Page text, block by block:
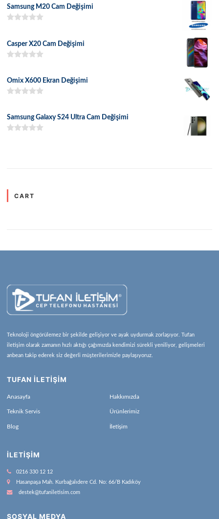
Samsung M20 Cam Değişimi
Casper X20 Cam Değişimi
Omix X600 Ekran Değişimi
Samsung Galaxy S24 Ultra Cam Değişimi
CART
Teknoloji öngörülemez bir şekilde gelişiyor ve ayak uydurmak zorlaşıyor. Tufan
iletişim olarak zamanın hızlı aktığı çağımızda kendimizi sürekli yeniliyor, gelişmeleri
anbean takip ederek siz değerli müşterilerimizle paylaşıyoruz.
TUFAN İLETİŞİM
Anasayfa Hakkımızda
Teknik Servis Ürünlerimiz
Blog İletişim
İLETIŞIM
0216 330 12 12
Hasanpaşa Mah. Kurbağalıdere Cd. No: 66/B Kadıköy
destek@tufaniletisim.com
SOSYAL MEDYA